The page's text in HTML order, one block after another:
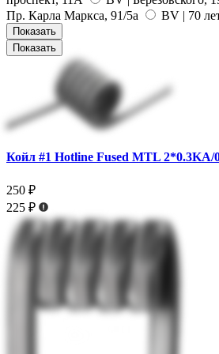
Пр. Карла Маркса, 91/5а
BV | 70
Показать
Показать
Койл #1 Hotline Fused MTL 2*0.3KA/
250 ₽
225 ₽